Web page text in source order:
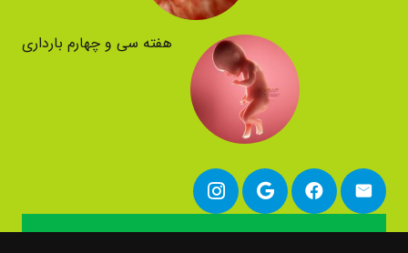
هفته سی و چهارم بارداری